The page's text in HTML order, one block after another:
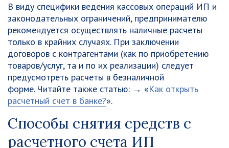
В виду специфики ведения кассовых операций ИП и
законодательных ограничений, предпринимателю
рекомендуется осуществлять наличные расчеты
только в крайних случаях. При заключении
договоров с контрагентами (как по приобретению
товаров/услуг, та и по их реализации) следует
предусмотреть расчеты в безналичной
форме. Читайте также статью: → «Как открыть
расчетный счет в банке?».
Способы снятия средств с
расчетного счета ИП